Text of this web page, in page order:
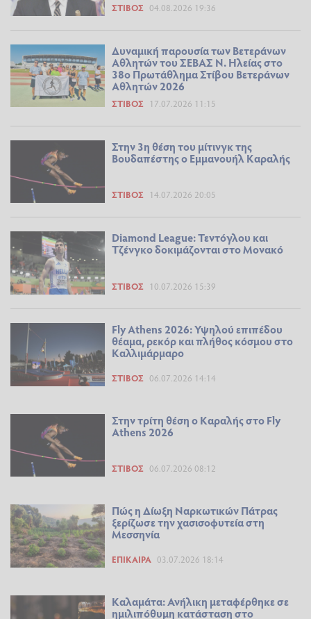
ΣΤΊΒΟΣ 04.08.2026 19:36
Δυναμική παρουσία των Βετεράνων
Αθλητών του ΣΕΒΑΣ Ν. Ηλείας στο
38ο Πρωτάθλημα Στίβου Βετεράνων
Αθλητών 2026
ΣΤΊΒΟΣ 17.07.2026 11:15
Στην 3η θέση του μίτινγκ της
Βουδαπέστης ο Εμμανουήλ Καραλής
ΣΤΊΒΟΣ 14.07.2026 20:05
Diamond League: Τεντόγλου και
Τζένγκο δοκιμάζονται στο Μονακό
ΣΤΊΒΟΣ 10.07.2026 15:39
Fly Athens 2026: Υψηλού επιπέδου
θέαμα, ρεκόρ και πλήθος κόσμου στο
Καλλιμάρμαρο
ΣΤΊΒΟΣ 06.07.2026 14:14
Στην τρίτη θέση ο Καραλής στο Fly
Athens 2026
ΣΤΊΒΟΣ 06.07.2026 08:12
Πώς η Δίωξη Ναρκωτικών Πάτρας
ξερίζωσε την χασισοφυτεία στη
Μεσσηνία
ΕΠΊΚΑΙΡΑ 03.07.2026 18:14
Καλαμάτα: Ανήλικη μεταφέρθηκε σε
ημιλιπόθυμη κατάσταση στο